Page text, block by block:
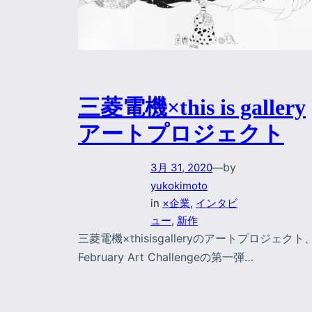
三菱電機×this is gallery
アートプロジェクト
3月 31, 2020—by
yukokimoto
in ×企業, インタビ
ュー, 新作
三菱電機×thisisgalleryのアートプロジェクト
February Art Challengeの第一弾…